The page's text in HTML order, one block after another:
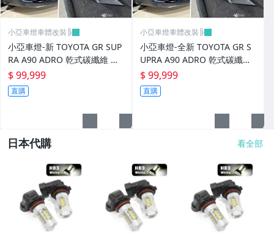
小亞車燈車體改裝╠
小亞車燈-新 TOYOTA GR SUP
RA A90 ADRO 乾式碳纖維 前
保桿風刀 前保 風刀
$ 99,999
直購
小亞車燈車體改裝╠
小亞車燈-全新 TOYOTA GR S
UPRA A90 ADRO 乾式碳纖維
前保桿風刀 前保 風刀
$ 99,999
直購
日本代購 看全部